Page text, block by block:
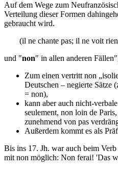
Auf dem Wege zum
Verteilung dieser Formen
gebraucht wird.
(il ne chante pas; il ne voit
und "non" in allen anderen
Zum einen vertritt non
Deutschen – negierte Sätze
= non),
kann aber auch nicht-
seulement, non loin de
zunehmend von pas
Außerdem kommt es als
Bis ins 17. Jh. war auch beim
mit non möglich: Non ferai! 'Das